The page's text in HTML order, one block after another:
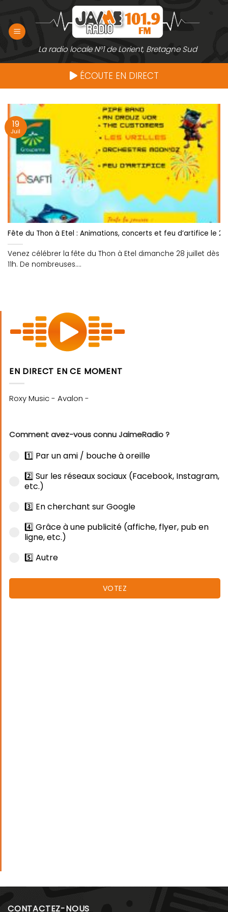
contenu
La radio locale N°1 de Lorient, Bretagne Sud
ÉCOUTE EN DIRECT
Fête du Thon à Etel : Animations, concerts et feu d’artifice le
Venez célébrer la fête du Thon à Etel dimanche 28 juillet dès
11h. De nombreuses....
19
Juil
EN DIRECT EN CE MOMENT
Comment avez-vous connu JaimeRadio ?
1️⃣ Par un ami / bouche à oreille
2️⃣ Sur les réseaux sociaux (Facebook, Instagram,
etc.)
3️⃣ En cherchant sur Google
4️⃣ Grâce à une publicité (affiche, flyer, pub en
ligne, etc.)
5️⃣ Autre
VOTEZ
CONTACTEZ-NOUS